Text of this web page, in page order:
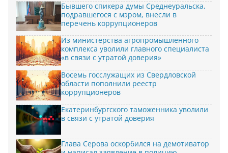
Бывшего спикера думы Среднеуральска,
подравшегося с мэром, внесли в
перечень коррупционеров
Из министерства агропромышленного
комплекса уволили главного специалиста
«в связи с утратой доверия»
Восемь госслужащих из Свердловской
области пополнили реестр
коррупционеров
Екатеринбургского таможенника уволили
в связи с утратой доверия
Глава Серова оскорбился на демотиватор